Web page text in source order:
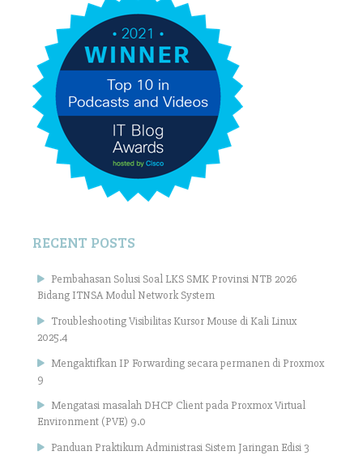
RECENT POSTS
Pembahasan Solusi Soal LKS SMK Provinsi NTB 2026
Bidang ITNSA Modul Network System
Troubleshooting Visibilitas Kursor Mouse di Kali Linux
2025.4
Mengaktifkan IP Forwarding secara permanen di Proxmox
9
Mengatasi masalah DHCP Client pada Proxmox Virtual
Environment (PVE) 9.0
Panduan Praktikum Administrasi Sistem Jaringan Edisi 3